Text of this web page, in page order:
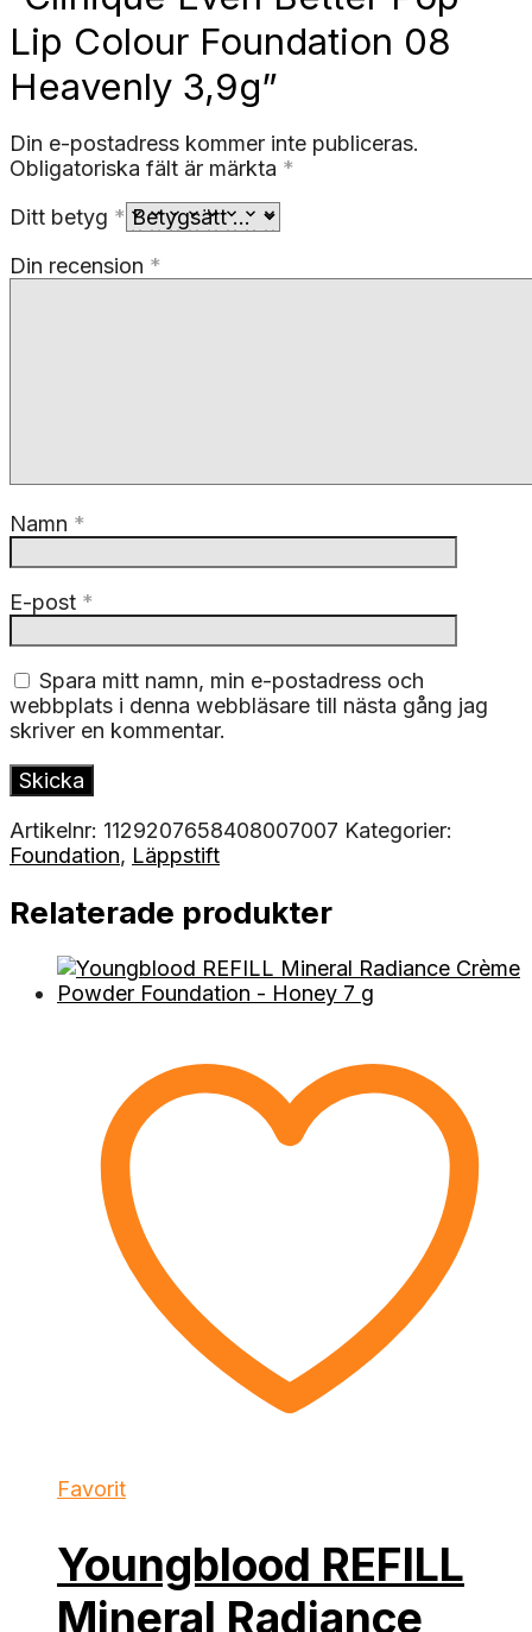
Lip Colour Foundation 08
Heavenly 3,9g”
Din e-postadress kommer inte publiceras.
Obligatoriska fält är märkta *
Ditt betyg *
Din recension *
Namn *
E-post *
Spara mitt namn, min e-postadress och
webbplats i denna webbläsare till nästa gång jag
skriver en kommentar.
Artikelnr: 1129207658408007007 Kategorier:
Foundation, Läppstift
Relaterade produkter
Favorit
Youngblood REFILL
Mineral Radiance